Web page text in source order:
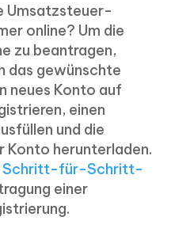
Umsatzsteuer-
online? Um die
zu beantragen,
das gewünschte
neues Konto auf
einen
und die
Konto herunterladen.
Schritt-für-Schritt-
einer